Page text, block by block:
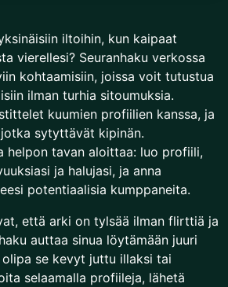
iltoihin, kun kaipaat
vierellesi? Seuranhaku verkossa
kohtaamisiin, joissa voit tutustua
ilman turhia sitoumuksia.
kuumien profiilien kanssa, ja
sytyttävät kipinän.
helpon tavan aloittaa: luo profiili,
ja halujasi, ja anna
potentiaalisia kumppaneita.
että arki on tylsää ilman flirttiä ja
auttaa sinua löytämään juuri
se kevyt juttu illaksi tai
selaamalla profiileja, lähetä